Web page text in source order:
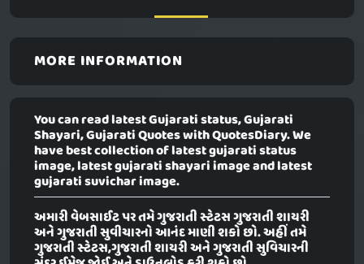
MORE INFORMATION
You can read latest Gujarati status, Gujarati
Shayari, Gujarati Quotes with QuotesDiary. We
have best collection of latest gujarati status
image, latest gujarati shayari image and latest
gujarati suvichar image.
અમારી વેબસાઈટ પર તમે ગુજરાતી સ્ટેટસ ગુજરાતી શાયરી
અને ગુજરાતી સુવીચારનો આનંદ માણી શકો છો. અહીં તમે
ગુજરાતી સ્ટેટસ,ગુજરાતી શાયરી અને ગુજરાતી સુવિચારની